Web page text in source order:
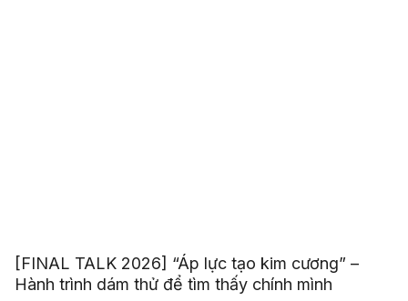
[FINAL TALK 2026] “Áp lực tạo kim cương” –
Hành trình dám thử để tìm thấy chính mình